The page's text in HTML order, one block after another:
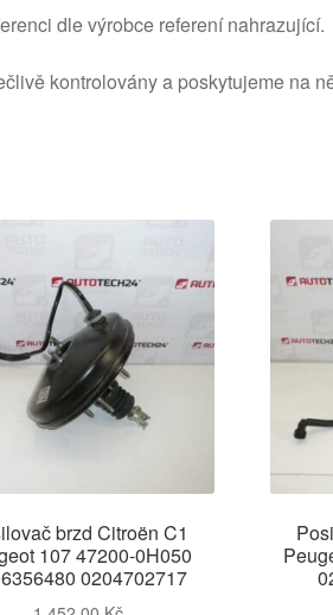
dle výrobce referení nahrazující.
kontrolovány a poskytujeme na
brzd Citroën C1
107 47200-0H050
0204702717